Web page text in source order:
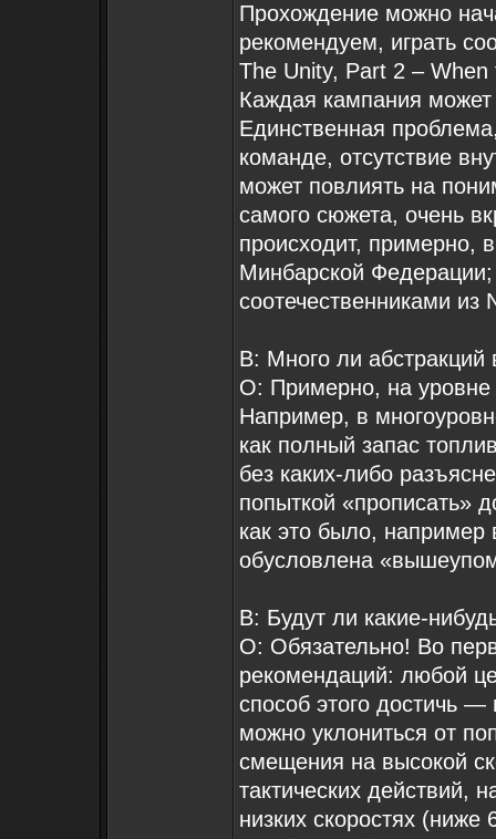
Прохождение можно
рекомендуем, играть
The Unity, Part 2 –
Каждая кампания
Единственная
команде, отсутствие
может повлиять на
самого сюжета, очень
происходит, примерно,
Минбарской Федерации;
соотечественниками
В: Много ли абстракций
О: Примерно, на уровне
Например, в
как полный запас
без каких-либо
попыткой «прописать»
как это было, например
обусловлена
В: Будут ли какие-
О: Обязательно! Во
рекомендаций: любой
способ этого достичь
можно уклониться от
смещения на высокой
тактических действий,
низких скоростях (ниже